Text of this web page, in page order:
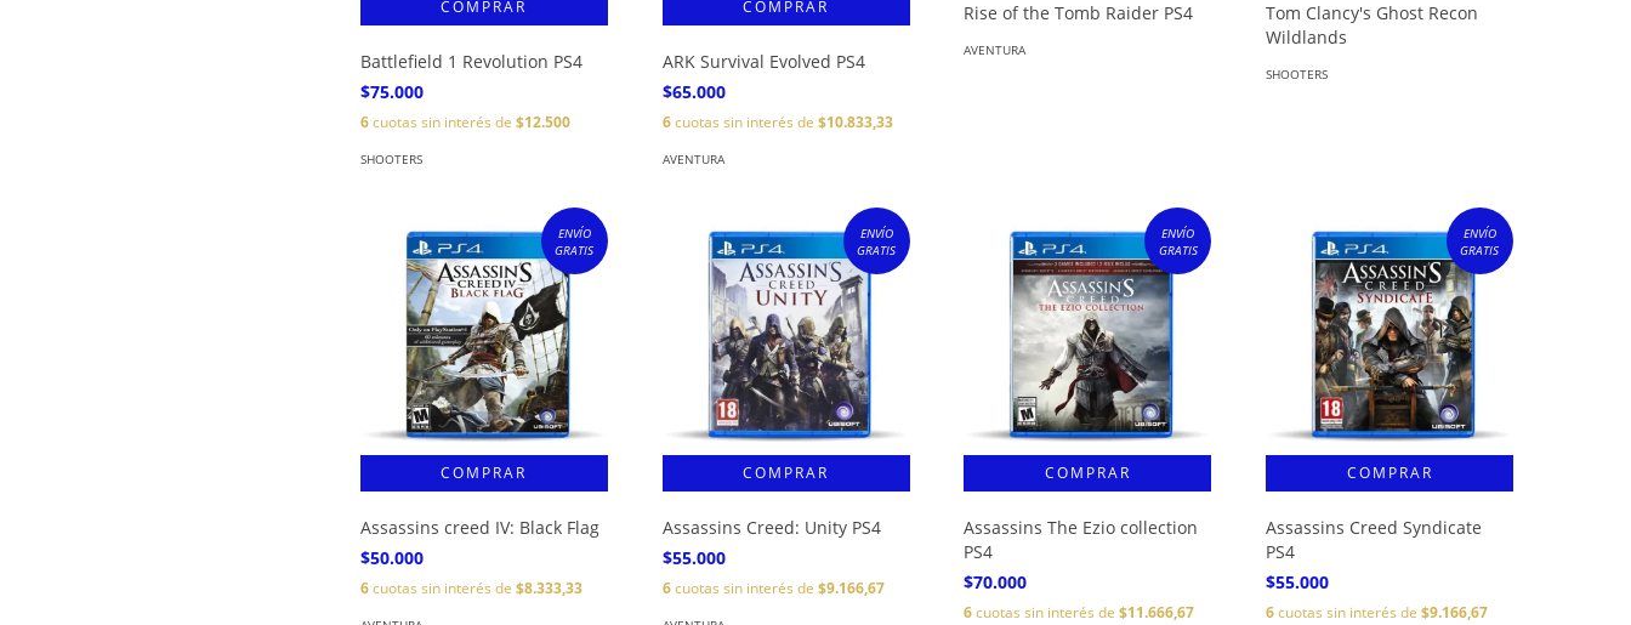
Battlefield 1 Revolution PS4
$75.000
6cuotas sin interés de $12.500
SHOOTERS
ARK Survival Evolved PS4
$65.000
6cuotas sin interés de $10.833,33
AVENTURA
Rise of the Tomb Raider PS4
AVENTURA
Tom Clancy's Ghost Recon
Wildlands
SHOOTERS
ENVÍO
GRATIS
Assassins creed IV: Black Flag
$50.000
6cuotas sin interés de $8.333,33
ENVÍO
GRATIS
Assassins Creed: Unity PS4
$55.000
6cuotas sin interés de $9.166,67
ENVÍO
GRATIS
Assassins The Ezio collection
PS4
$70.000
6cuotas sin interés de$11.666,67
ENVÍO
GRATIS
Assassins Creed Syndicate
PS4
$55.000
6cuotas sin interés de$9.166,67